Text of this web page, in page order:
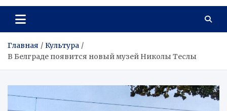
RuSerbia.com
О Сербии – по-русски
Главная
Культура
В Белграде появится новый музей Николы Теслы